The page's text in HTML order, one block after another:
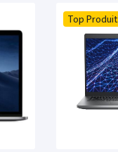
Top Produit